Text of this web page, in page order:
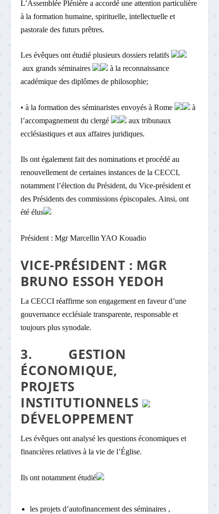
L’Assemblée Plénière a accordé une attention particulière
à la formation humaine, spirituelle, intellectuelle et
pastorale des futurs prêtres.
Les évêques ont étudié plusieurs dossiers relatifs
aux grands séminaires
à la reconnaissance
académique des diplômes de philosophie;
• à la formation des séminaristes envoyés à Rome
à
l’accompagnement du clergé
aux tribunaux
ecclésiastiques et aux affaires juridiques.
Ils ont également fait des nominations et procédé au
renouvellement de certaines instances de la CECCI,
notamment l’élection du Président, du Vice-président et
des Présidents des commissions épiscopales. Ainsi, ont
été élus
Président : Mgr Marcellin YAO Kouadio
VICE-PRÉSIDENT : MGR
BRUNO ESSOH YEDOH
La CECCI réaffirme son engagement en faveur d’une
gouvernance ecclésiale transparente, responsable et
toujours plus synodale.
3. GESTION
ÉCONOMIQUE,
PROJETS
INSTITUTIONNELS
DÉVELOPPEMENT
Les évêques ont analysé les questions économiques et
financières relatives à la vie de l’Église.
Ils ont notamment étudié
les projets d’autofinancement des séminaires ,